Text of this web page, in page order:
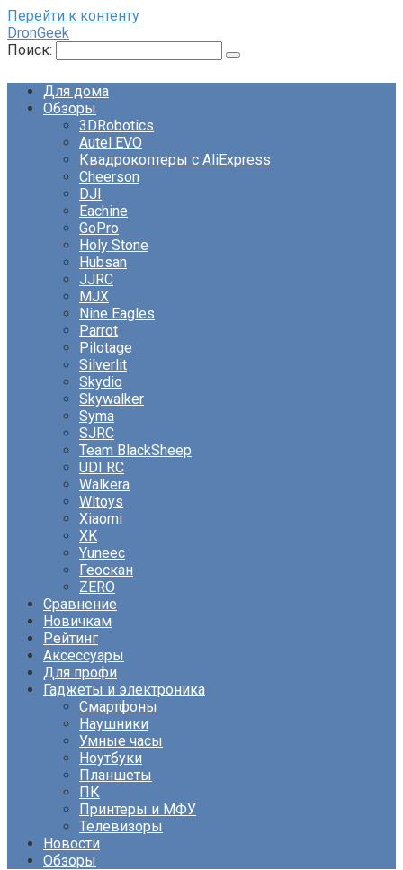
Перейти к контенту
DronGeek
Поиск:
Для дома
Обзоры
3DRobotics
Autel EVO
Квадрокоптеры с AliExpress
Cheerson
DJI
Eachine
GoPro
Holy Stone
Hubsan
JJRC
MJX
Nine Eagles
Parrot
Pilotage
Silverlit
Skydio
Skywalker
Syma
SJRC
Team BlackSheep
UDI RC
Walkera
Wltoys
Xiaomi
XK
Yuneec
Геоскан
ZERO
Сравнение
Новичкам
Рейтинг
Аксессуары
Для профи
Гаджеты и электроника
Смартфоны
Наушники
Умные часы
Ноутбуки
Планшеты
ПК
Принтеры и МФУ
Телевизоры
Новости
Обзоры